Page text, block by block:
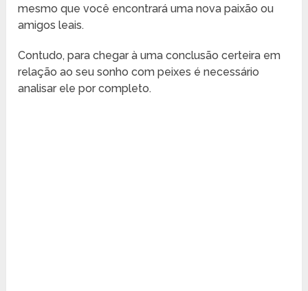
mesmo que você encontrará uma nova paixão ou
amigos leais.
Contudo, para chegar à uma conclusão certeira em
relação ao seu sonho com peixes é necessário
analisar ele por completo.